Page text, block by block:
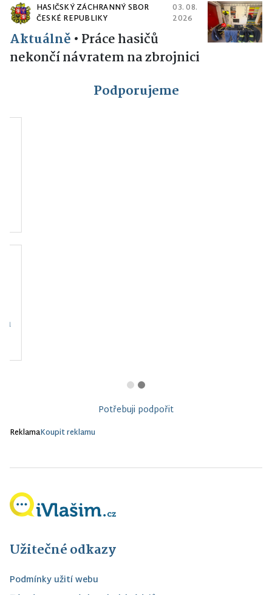
HASIČSKÝ ZÁCHRANNÝ SBOR
ČESKÉ REPUBLIKY
03. 08.
2026
Aktuálně • Práce hasičů
nekončí návratem na zbrojnici
Podporujeme
Potřebuji podpořit
ReklamaKoupit reklamu
Užitečné odkazy
Podmínky užití webu